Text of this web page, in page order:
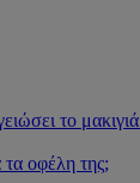
το μακιγιά
οφέλη της;